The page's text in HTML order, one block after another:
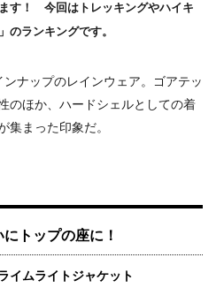
す！ 今回はトレッキングやハイキ
のランキングです。
ナップのレインウェア。ゴアテッ
のほか、ハードシェルとしての着
集まった印象だ。
トップの座に！
イムライトジャケット